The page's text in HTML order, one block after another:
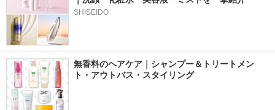
SHISEIDO
無香料のヘアケア｜シャンプー＆トリートメン
ト・アウトバス・スタイリング